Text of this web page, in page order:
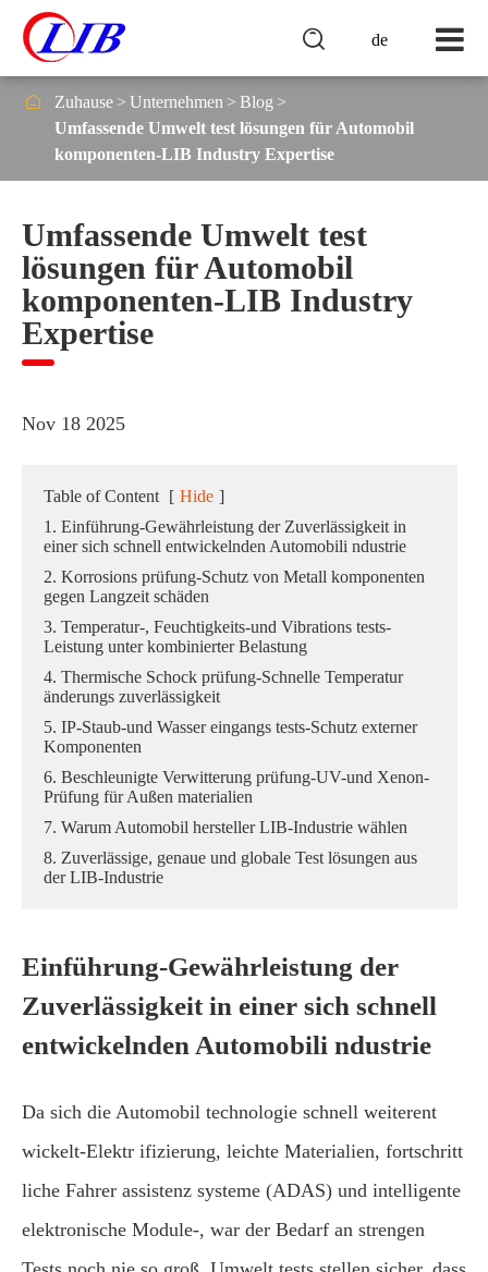
de

 Zuhause Unternehmen
Blog
Umfassende Umwelt test lösungen für Automobil
komponenten-LIB Industry Expertise
Umfassende Umwelt test
lösungen für Automobil
komponenten-LIB Industry
Expertise
Nov 18 2025
Table of Content [ Hide ]
1. Einführung-Gewährleistung der Zuverlässigkeit in
einer sich schnell entwickelnden Automobili ndustrie
2. Korrosions prüfung-Schutz von Metall komponenten
gegen Langzeit schäden
3. Temperatur-, Feuchtigkeits-und Vibrations tests-
Leistung unter kombinierter Belastung
4. Thermische Schock prüfung-Schnelle Temperatur
änderungs zuverlässigkeit
5. IP-Staub-und Wasser eingangs tests-Schutz externer
Komponenten
6. Beschleunigte Verwitterung prüfung-UV-und Xenon-
Prüfung für Außen materialien
7. Warum Automobil hersteller LIB-Industrie wählen
8. Zuverlässige, genaue und globale Test lösungen aus
der LIB-Industrie
Einführung-Gewährleistung der
Zuverlässigkeit in einer sich schnell
entwickelnden Automobili ndustrie
Da sich die Automobil technologie schnell weiterent
wickelt-Elektr ifizierung, leichte Materialien, fortschritt
liche Fahrer assistenz systeme (ADAS) und intelligente
elektronische Module-, war der Bedarf an strengen